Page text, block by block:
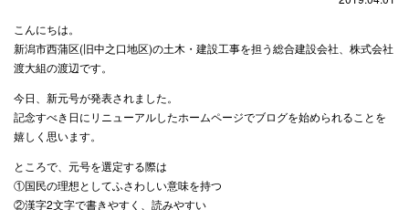
こんにちは。
新潟市西蒲区(旧中之口地区)の土木・建設工事を担う総合建設会社、株式会社
渡大組の渡辺です。
今日、新元号が発表されました。
記念すべき日にリニューアルしたホームページでブログを始められることを
嬉しく思います。
ところで、元号を選定する際は
①国民の理想としてふさわしい意味を持つ
②漢字2文字で書きやすく、読みやすい